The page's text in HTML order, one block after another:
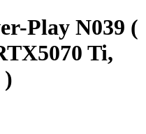
Play N039 (
Ti,
)